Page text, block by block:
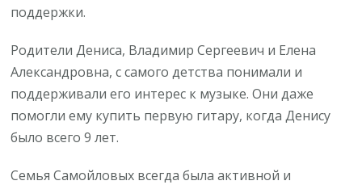
поддержки.
Родители Дениса, Владимир Сергеевич и Елена
Александровна, с самого детства понимали и
поддерживали его интерес к музыке. Они даже
помогли ему купить первую гитару, когда Денису
было всего 9 лет.
Семья Самойловых всегда была активной и